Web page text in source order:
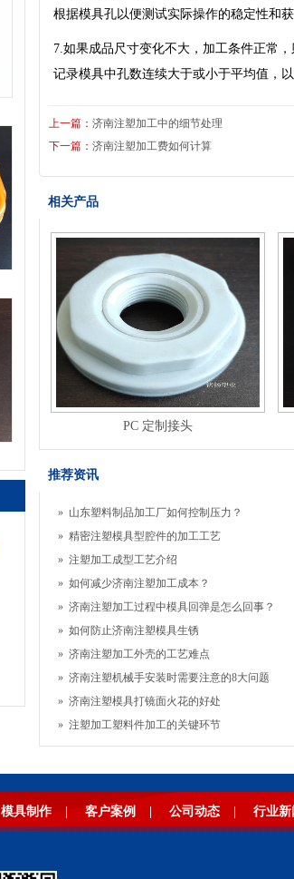
根据模具孔以便测试实际操作的稳定性和
7.如果成品尺寸变化不大，加工条件正常
记录模具中孔数连续大于或小于平均值，
上一篇： 济南注塑加工中的细节处理
下一篇： 济南注塑加工费如何计算
相关产品
PC 定制接头
推荐资讯
» 山东塑料制品加工厂如何控制压力？
» 精密注塑模具型腔件的加工工艺
» 注塑加工成型工艺介绍
» 如何减少济南注塑加工成本？
» 济南注塑加工过程中模具回弹是怎么回事？
» 如何防止济南注塑模具生锈
» 济南注塑加工外壳的工艺难点
» 济南注塑机械手安装时需要注意的8大问题
» 济南注塑模具打镜面火花的好处
» 注塑加工塑料件加工的关键环节
模具制作 客户案例 公司动态 行业新